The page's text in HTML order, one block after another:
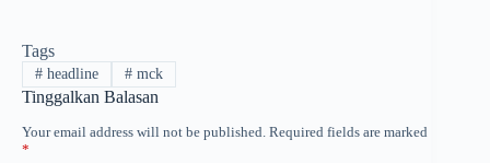
Tags
#headline #mck
Tinggalkan Balasan
Your email address will not be published. Required fields are marked
*